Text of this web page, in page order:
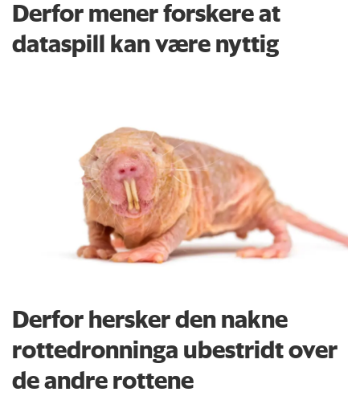
Derfor mener forskere at
dataspill kan være nyttig
Derfor hersker den nakne
rottedronninga ubestridt over
de andre rottene